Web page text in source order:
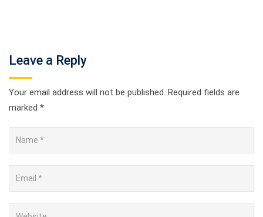
Leave a Reply
Your email address will not be published. Required fields are
marked *